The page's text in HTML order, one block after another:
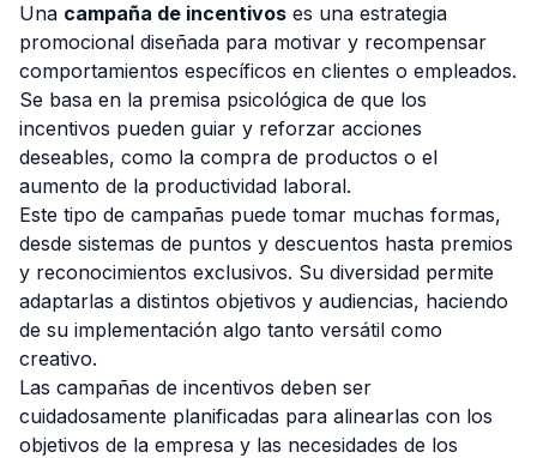
Una campaña de incentivos es una estrategia
promocional diseñada para motivar y recompensar
comportamientos específicos en clientes o empleados.
Se basa en la premisa psicológica de que los
incentivos pueden guiar y reforzar acciones
deseables, como la compra de productos o el
aumento de la productividad laboral.
Este tipo de campañas puede tomar muchas formas,
desde sistemas de puntos y descuentos hasta premios
y reconocimientos exclusivos. Su diversidad permite
adaptarlas a distintos objetivos y audiencias, haciendo
de su implementación algo tanto versátil como
creativo.
Las campañas de incentivos deben ser
cuidadosamente planificadas para alinearlas con los
objetivos de la empresa y las necesidades de los